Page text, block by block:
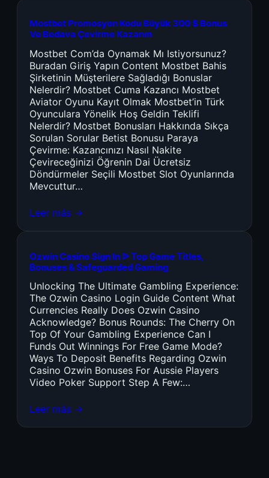
Mostbet Promosyon Kodu Büyük 300 $ Bonus
Ve Bedava Çevirme Kazanın
Mostbet Com’da Oynamak Mı Istiyorsunuz?
Buradan Giriş Yapın Content Mostbet Bahis
Şirketinin Müşterilere Sağladığı Bonuslar
Nelerdir? Mostbet Cuma Kazancı Mostbet
Aviator Oyunu Kayıt Olmak Mostbet’in Türk
Oyunculara Yönelik Hoş Geldin Teklifi
Nelerdir? Mostbet Bonusları Hakkında Sıkça
Sorulan Sorular Betist Bonusu Paraya
Çevirme: Kazancınızı Nasıl Nakite
Çevireceğinizi Öğrenin Dai Ücretsiz
Döndürmeler Seçili Mostbet Slot Oyunlarında
Mevcuttur…
Leer más →
Ozwin Casino Sign In ᐉ Top Game Titles,
Bonuses & Safeguarded Gaming
Unlocking The Ultimate Gambling Experience:
The Ozwin Casino Login Guide Content What
Currencies Really Does Ozwin Casino
Acknowledge? Bonus Rounds: The Cherry On
Top Of Your Gambling Experience Can I
Funds Out Winnings For Free Game Mode?
Ways To Deposit Benefits Regarding Ozwin
Casino Ozwin Bonuses For Aussie Players
Video Poker Support Step A Few:…
Leer más →